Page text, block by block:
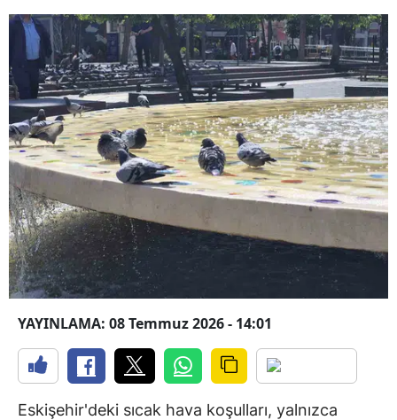
YAYINLAMA: 08 Temmuz 2026 - 14:01
Eskişehir'deki sıcak hava koşulları, yalnızca